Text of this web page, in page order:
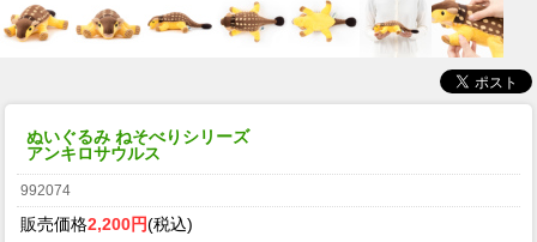
ぬいぐるみ ねそべりシリーズ
アンキロサウルス
992074
販売価格2,200円(税込)